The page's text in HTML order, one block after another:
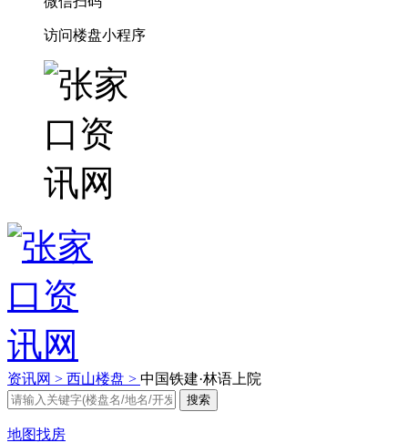
访问楼盘小程序
资讯网 > 西山楼盘 > 中国铁建·林语上院
地图找房